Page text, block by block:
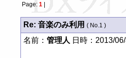
Page: 1|
Re: 音楽のみ利用 ( No.1 )
名前： 管理人 日時：2013/